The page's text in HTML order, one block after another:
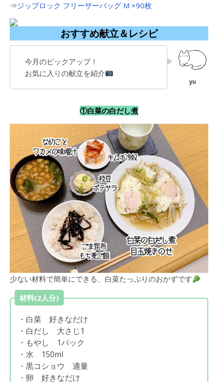
⇒ジップロック フリーザーバッグ M ×90枚
おすすめ献立＆レシピ
今月のピックアップ！
お気に入りの献立を紹介
①白菜の白だし煮
少ない材料で簡単にできる、白菜たっぷりのおかずです
材料(2人分)
・白菜 好きなだけ
・白だし 大さじ1
・もやし 1パック
・水 150ml
・黒コショウ 適量
・卵 好きなだけ